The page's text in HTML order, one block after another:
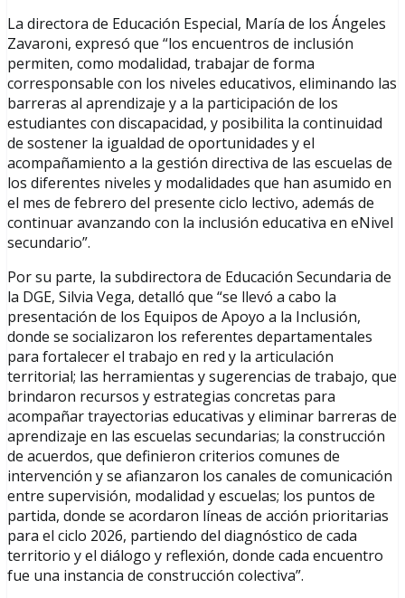
La directora de Educación Especial, María de los Ángeles
Zavaroni, expresó que “los encuentros de inclusión
permiten, como modalidad, trabajar de forma
corresponsable con los niveles educativos, eliminando las
barreras al aprendizaje y a la participación de los
estudiantes con discapacidad, y posibilita la continuidad
de sostener la igualdad de oportunidades y el
acompañamiento a la gestión directiva de las escuelas de
los diferentes niveles y modalidades que han asumido en
el mes de febrero del presente ciclo lectivo, además de
continuar avanzando con la inclusión educativa en eNivel
secundario”.
Por su parte, la subdirectora de Educación Secundaria de
la DGE, Silvia Vega, detalló que “se llevó a cabo la
presentación de los Equipos de Apoyo a la Inclusión,
donde se socializaron los referentes departamentales
para fortalecer el trabajo en red y la articulación
territorial; las herramientas y sugerencias de trabajo, que
brindaron recursos y estrategias concretas para
acompañar trayectorias educativas y eliminar barreras de
aprendizaje en las escuelas secundarias; la construcción
de acuerdos, que definieron criterios comunes de
intervención y se afianzaron los canales de comunicación
entre supervisión, modalidad y escuelas; los puntos de
partida, donde se acordaron líneas de acción prioritarias
para el ciclo 2026, partiendo del diagnóstico de cada
territorio y el diálogo y reflexión, donde cada encuentro
fue una instancia de construcción colectiva”.